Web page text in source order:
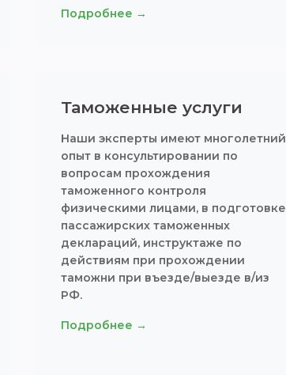
Подробнее →
Таможенные услуги
Наши эксперты имеют многолетний
опыт в консультировании по
вопросам прохождения
таможенного контроля
физическими лицами, в подготовке
пассажирских таможенных
деклараций, инструктаже по
действиям при прохождении
таможни при въезде/выезде в/из
РФ.
Подробнее →